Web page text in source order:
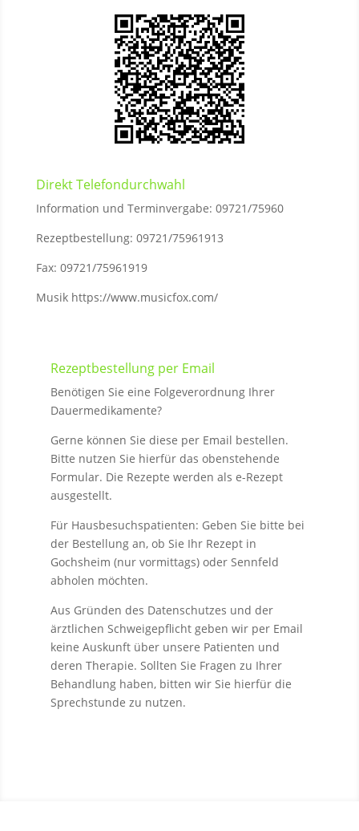
Direkt Telefondurchwahl
Information und Terminvergabe: 09721/75960
Rezeptbestellung: 09721/75961913
Fax: 09721/75961919
Musik https://www.musicfox.com/
Rezeptbestellung per Email
Benötigen Sie eine Folgeverordnung Ihrer
Dauermedikamente?
Gerne können Sie diese per Email bestellen.
Bitte nutzen Sie hierfür das obenstehende
Formular. Die Rezepte werden als e-Rezept
ausgestellt.
Für Hausbesuchspatienten: Geben Sie bitte bei
der Bestellung an, ob Sie Ihr Rezept in
Gochsheim (nur vormittags) oder Sennfeld
abholen möchten.
Aus Gründen des Datenschutzes und der
ärztlichen Schweigepflicht geben wir per Email
keine Auskunft über unsere Patienten und
deren Therapie. Sollten Sie Fragen zu Ihrer
Behandlung haben, bitten wir Sie hierfür die
Sprechstunde zu nutzen.